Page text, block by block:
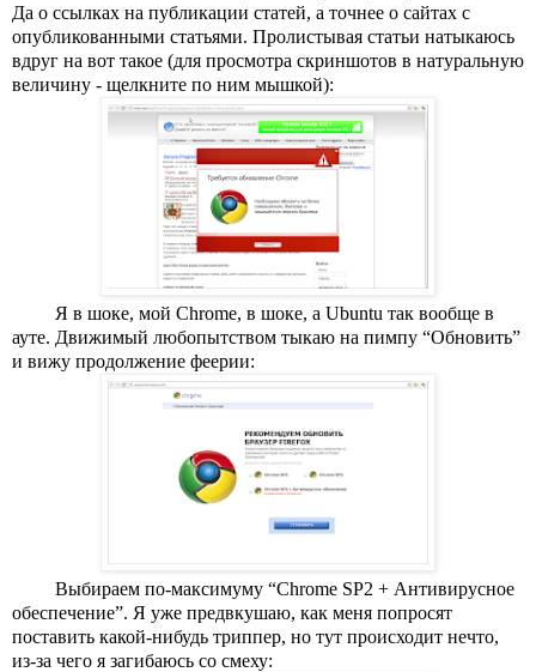
Да о ссылках на публикации статей, а точнее о сайтах с
опубликованными статьями. Пролистывая статьи натыкаюсь
вдруг на вот такое (для просмотра скриншотов в натуральную
величину - щелкните по ним мышкой):
Я в шоке, мой Chrome, в шоке, а Ubuntu так вообще в
ауте. Движимый любопытством тыкаю на пимпу “Обновить”
и вижу продолжение феерии:
Выбираем по-максимуму “Chrome SP2 + Антивирусное
обеспечение”. Я уже предвкушаю, как меня попросят
поставить какой-нибудь триппер, но тут происходит нечто,
из-за чего я загибаюсь со смеху: